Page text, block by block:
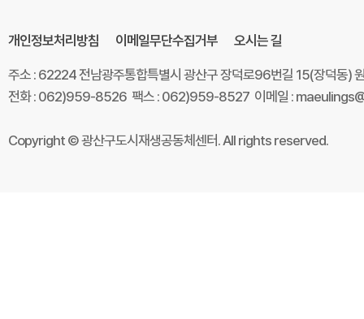
개인정보처리방침 이메일무단수집거부 오시는 길
주소 : 62224 전남광주통합특별시 광산구 장덕로96번길 15(장덕동)
전화 : 062)959-8526 팩스 : 062)959-8527 이메일 :
Copyright © 광산구도시재생공동체센터. All rights reserved.